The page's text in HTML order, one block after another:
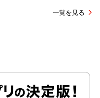
一覧を見る